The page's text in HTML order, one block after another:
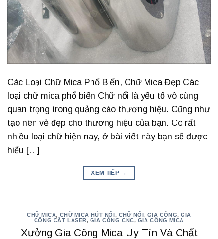
Các Loại Chữ Mica Phổ Biến, Chữ Mica Đẹp Các
loại chữ mica phổ biến Chữ nổi là yếu tố vô cùng
quan trọng trong quảng cáo thương hiệu. Cũng như
tạo nên vẻ đẹp cho thương hiệu của bạn. Có rất
nhiều loại chữ hiện nay, ở bài viết này bạn sẽ được
hiểu […]
XEM TIẾP →
CHỮ MICA, CHỮ MICA HÚT NỔI, CHỮ NỔI, GIA CÔNG,GIA
CÔNG CẮT LASER, GIA CÔNG CNC, GIA CÔNG MICA
Xưởng Gia Công Mica Uy Tín Và Chất